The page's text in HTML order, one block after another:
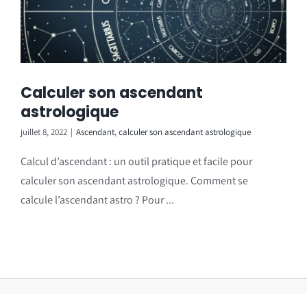
Calculer son ascendant
astrologique
juillet 8, 2022 | Ascendant,calculer son ascendant astrologique
Calcul d’ascendant : un outil pratique et facile pour
calculer son ascendant astrologique. Comment se
calcule l’ascendant astro ? Pour ...